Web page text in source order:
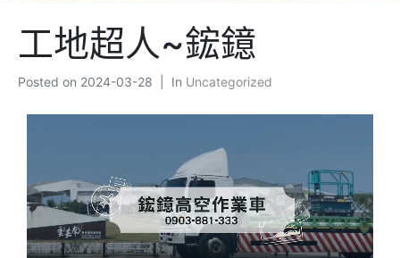
工地超人~鋐鐿
Posted on 2024-03-28 In Uncategorized